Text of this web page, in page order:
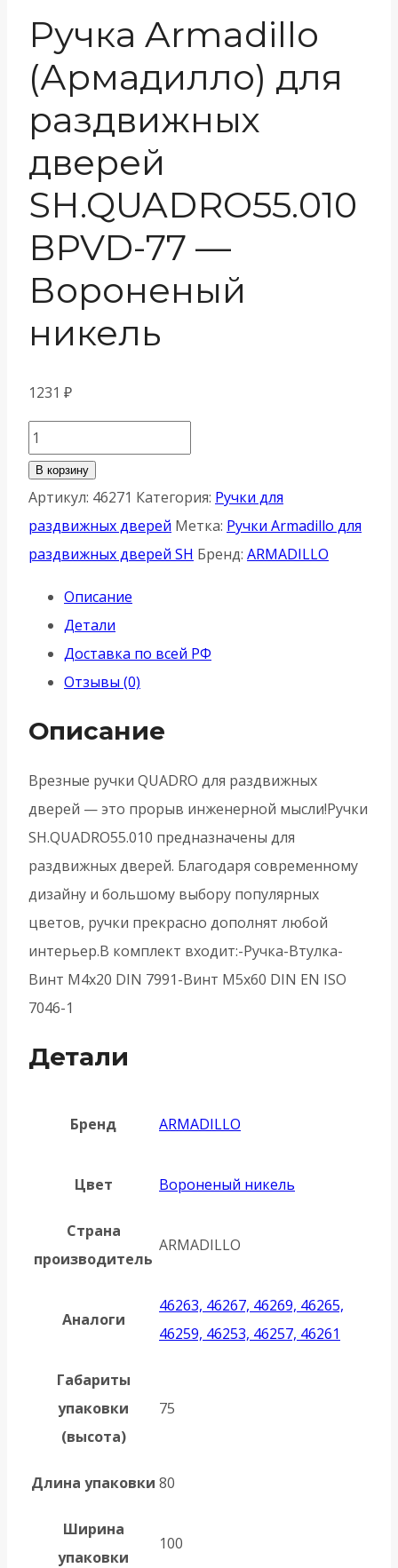
Ручка Armadillo
(Армадилло) для
раздвижных
дверей
SH.QUADRO55.010
BPVD-77 —
Вороненый
никель
1231 ₽
Количество
товара
Ручка
Armadillo
(Армадилло)
раздвижных
дверей
SH.QUADRO55.010
BPVD-
77
Вороненый
никель
В корзину
Артикул: 46271 Категория: Ручки для
раздвижных дверей Метка: Ручки Armadillo для
раздвижных дверей SH Бренд: ARMADILLO
Описание
Детали
Доставка по всей РФ
Отзывы (0)
Описание
Врезные ручки QUADRO для раздвижных
дверей — это прорыв инженерной мысли!Ручки
SH.QUADRO55.010 предназначены для
раздвижных дверей. Благодаря современному
дизайну и большому выбору популярных
цветов, ручки прекрасно дополнят любой
интерьер.В комплект входит:-Ручка-Втулка-
Винт М4х20 DIN 7991-Винт М5х60 DIN EN ISO
7046-1
Детали
Бренд ARMADILLO
Цвет Вороненый никель
Страна
производитель
ARMADILLO
Аналоги
46263, 46267, 46269, 46265,
46259, 46253, 46257, 46261
Габариты
упаковки
(высота)
75
Длина упаковки 80
Ширина
упаковки
100